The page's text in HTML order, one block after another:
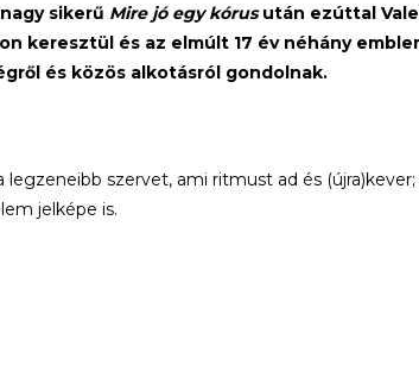
sikerű Mire jó egy kórusután ezúttal
keresztül és az elmúlt 17 év néhány
és közös alkotásról gondolnak.
legzeneibb szervet, ami ritmust ad és
jelképe is.